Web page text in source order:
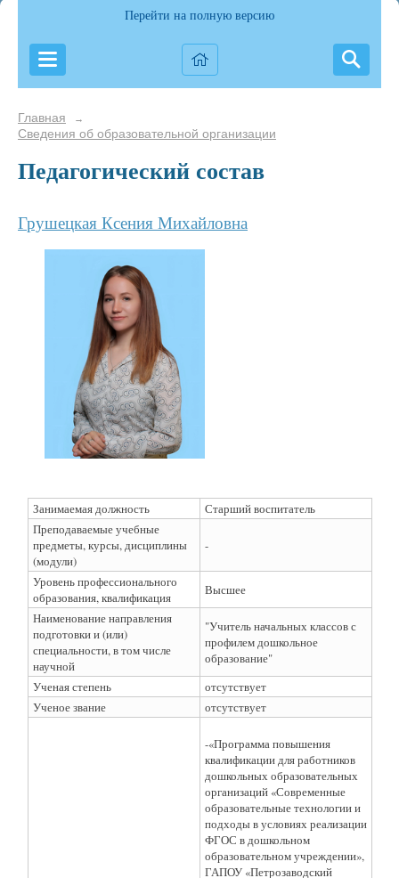
Перейти на полную версию
Главная →
Сведения об образовательной организации
Педагогический состав
Грушецкая Ксения Михайловна
Занимаемая должность
Старший воспитатель
Преподаваемые учебные
предметы, курсы, дисциплины
(модули)
-
Уровень профессионального
образования, квалификация
Высшее
Наименование направления
подготовки и (или)
специальности, в том числе
научной
"Учитель начальных классов с
профилем дошкольное
образование"
Ученая степень
отсутствует
Ученое звание
отсутствует
-«Программа повышения
квалификации для работников
дошкольных образовательных
организаций «Современные
образовательные технологии и
подходы в условиях реализации
ФГОС в дошкольном
образовательном учреждении»,
ГАПОУ «Петрозаводский